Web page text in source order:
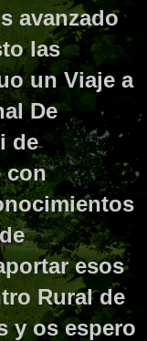
avanzado
las
un Viaje a
De
de
con
esos
Rural de
y os espero